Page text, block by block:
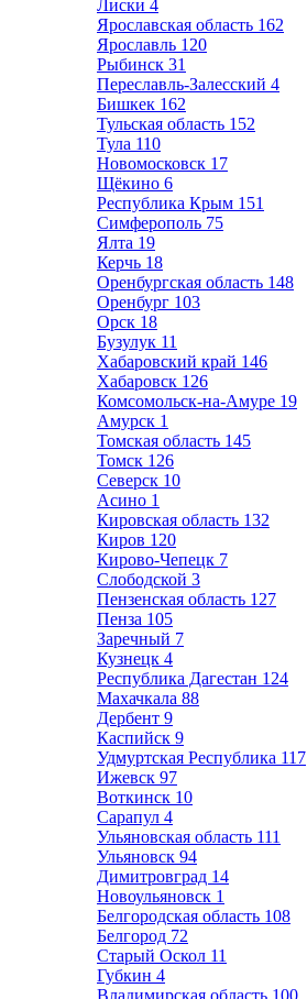
Лиски 4
Ярославская область 162
Ярославль 120
Рыбинск 31
Переславль-Залесский 4
Бишкек 162
Тульская область 152
Тула 110
Новомосковск 17
Щёкино 6
Республика Крым 151
Симферополь 75
Ялта 19
Керчь 18
Оренбургская область 148
Оренбург 103
Орск 18
Бузулук 11
Хабаровский край 146
Хабаровск 126
Комсомольск-на-Амуре 19
Амурск 1
Томская область 145
Томск 126
Северск 10
Асино 1
Кировская область 132
Киров 120
Кирово-Чепецк 7
Слободской 3
Пензенская область 127
Пенза 105
Заречный 7
Кузнецк 4
Республика Дагестан 124
Махачкала 88
Дербент 9
Каспийск 9
Удмуртская Республика 117
Ижевск 97
Воткинск 10
Сарапул 4
Ульяновская область 111
Ульяновск 94
Димитровград 14
Новоульяновск 1
Белгородская область 108
Белгород 72
Старый Оскол 11
Губкин 4
Владимирская область 100